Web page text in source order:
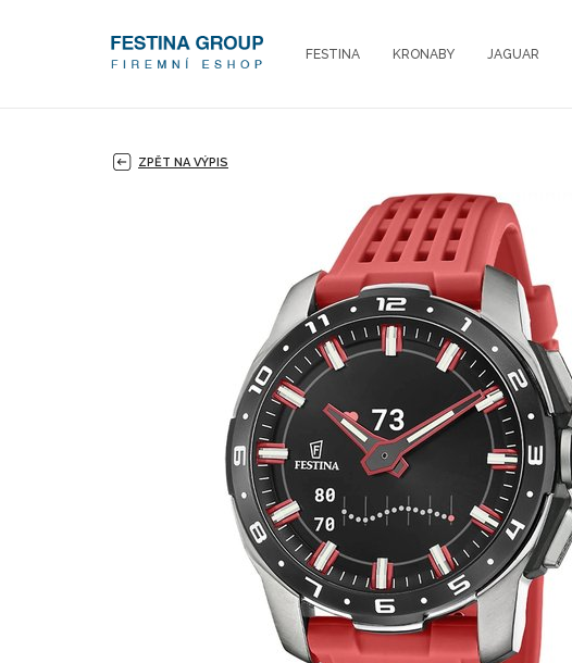
FESTINA KRONABY JAGUAR
ZPĚT NA VÝPIS